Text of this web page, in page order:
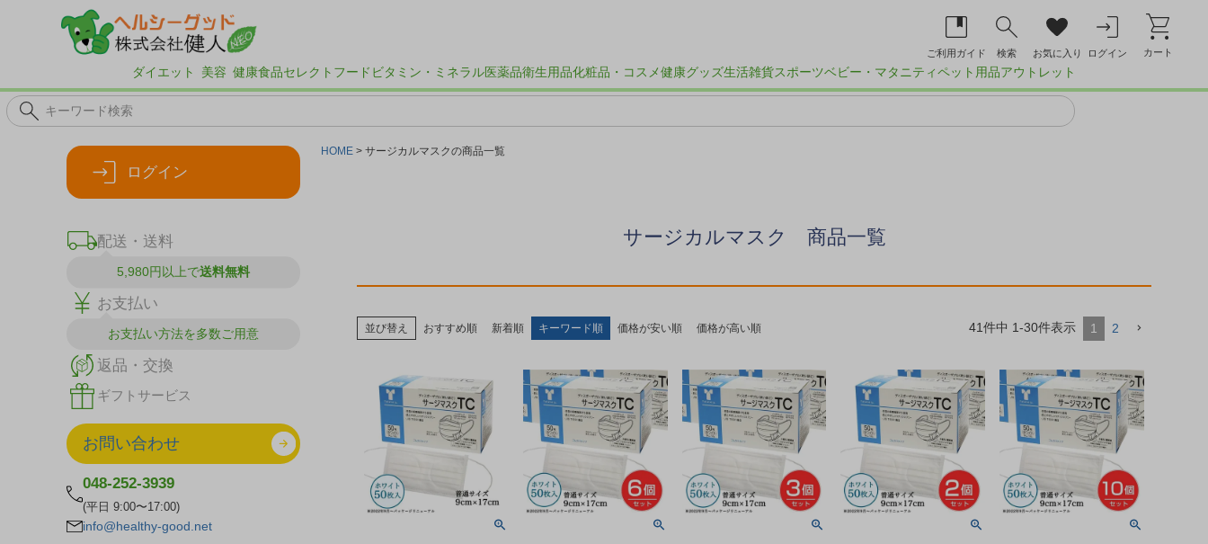
ご利用ガイド 検索 お気に入り ログイン カート
ダイエット 美容 健康食品セレクトフード ビタミン・ミネラル医薬品衛生用品化粧品・コスメ健康グッズ生活雑貨スポーツベビー・マタニティペット用品アウトレット
ログイン
配送・送料
5,980円以上で送料無料
お支払い
お支払い方法を多数ご用意
返品・交換
ギフトサービス
お問い合わせ
048-252-3939
(平日 9:00〜17:00)
info@healthy-good.net
HOME サージカルマスクの商品一覧
サージカルマスク 商品一覧
並び替え おすすめ順 新着順 キーワード順 価格が安い順 価格が高い順 41件中 1-30件表示 1 2